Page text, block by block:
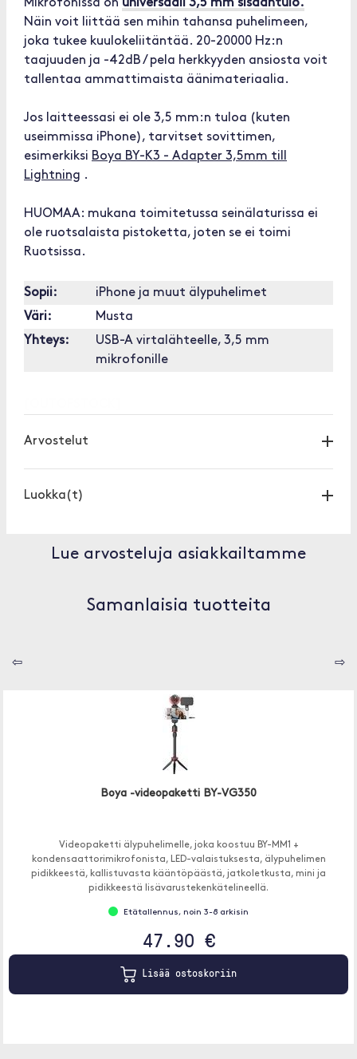
Mikrofonissa on universaali 3,5 mm sisääntulo.
Näin voit liittää sen mihin tahansa puhelimeen,
joka tukee kuulokeliitäntää. 20-20000 Hz:n
taajuuden ja -42dB / pela herkkyyden ansiosta voit
tallentaa ammattimaista äänimateriaalia.
Jos laitteessasi ei ole 3,5 mm:n tuloa (kuten
useimmissa iPhone), tarvitset sovittimen,
esimerkiksi Boya BY-K3 - Adapter 3,5mm till
Lightning .
HUOMAA: mukana toimitetussa seinälaturissa ei
ole ruotsalaista pistoketta, joten se ei toimi
Ruotsissa.
Sopii:
iPhone ja muut älypuhelimet
Väri:
Musta
Yhteys:
USB-A virtalähteelle, 3,5 mm
mikrofonille
Arvostelut
Luokka(t)
Lue arvosteluja asiakkailtamme
Samanlaisia tuotteita
⇦ ⇨
Boya -videopaketti BY-VG350
Videopaketti älypuhelimelle, joka koostuu BY-MM1 +
kondensaattorimikrofonista, LED-valaistuksesta, älypuhelimen
pidikkeestä, kallistuvasta kääntöpäästä, jatkoletkusta, mini ja
pidikkeestä lisävarustekenkätelineellä.
Etätallennus, noin 3-8 arkisin
47.90 €
Lisää ostoskoriin